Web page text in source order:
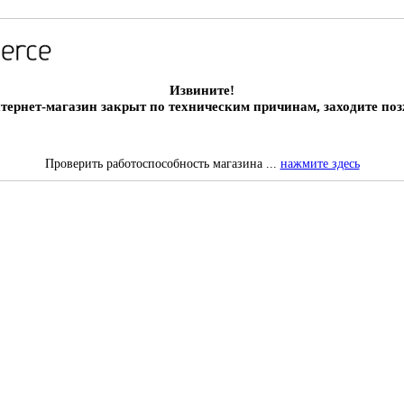
Извините!
магазин закрыт по техническим причинам, заходите
Проверить работоспособность магазина ... нажмите здесь